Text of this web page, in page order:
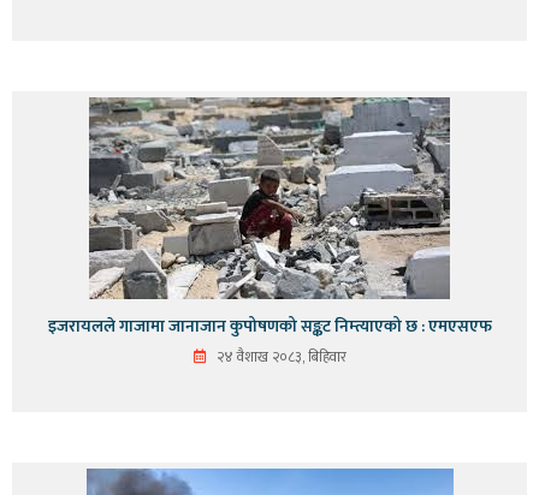
इजरायलले गाजामा जानाजान कुपोषणको सङ्कट निम्त्याएको छ : एमएसएफ
२४ वैशाख २०८३, बिहिवार